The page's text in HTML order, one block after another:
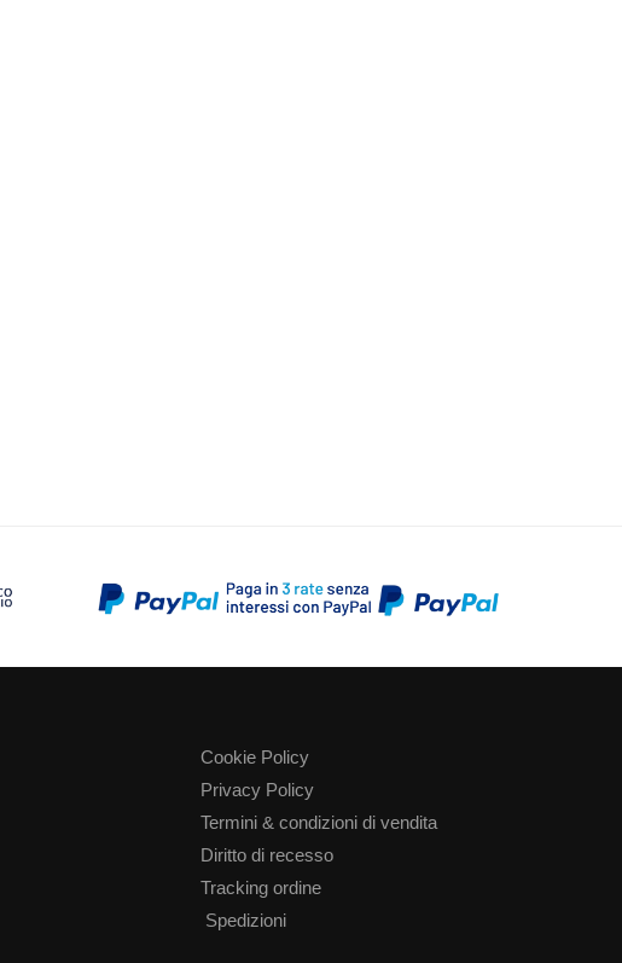
Cookie Policy
Privacy Policy
Termini & condizioni di vendita
Diritto di recesso
Tracking ordine
Spedizioni